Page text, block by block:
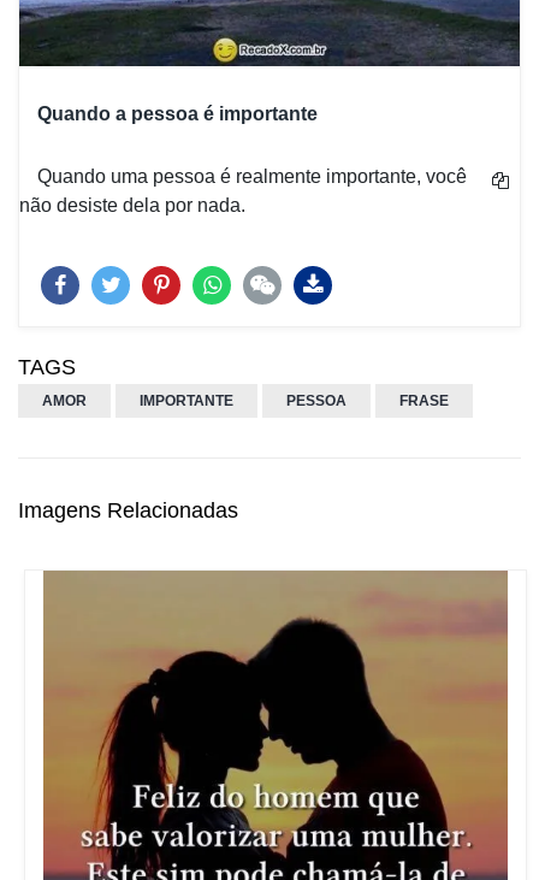
Quando a pessoa é importante
Quando uma pessoa é realmente importante, você
não desiste dela por nada.
TAGS
AMOR IMPORTANTE PESSOA FRASE
Imagens Relacionadas